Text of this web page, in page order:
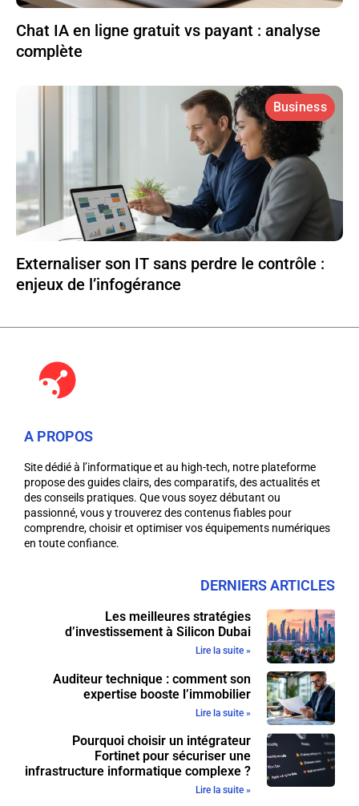
Chat IA en ligne gratuit vs payant : analyse
complète
Business
Externaliser son IT sans perdre le contrôle :
enjeux de l’infogérance
A PROPOS
Site dédié à l’informatique et au high-tech, notre plateforme
propose des guides clairs, des comparatifs, des actualités et
des conseils pratiques. Que vous soyez débutant ou
passionné, vous y trouverez des contenus fiables pour
comprendre, choisir et optimiser vos équipements numériques
en toute confiance.
DERNIERS ARTICLES
Les meilleures stratégies
d’investissement à Silicon Dubai
Lire la suite »
Auditeur technique : comment son
expertise booste l’immobilier
Lire la suite »
Pourquoi choisir un intégrateur
Fortinet pour sécuriser une
infrastructure informatique complexe ?
Lire la suite »